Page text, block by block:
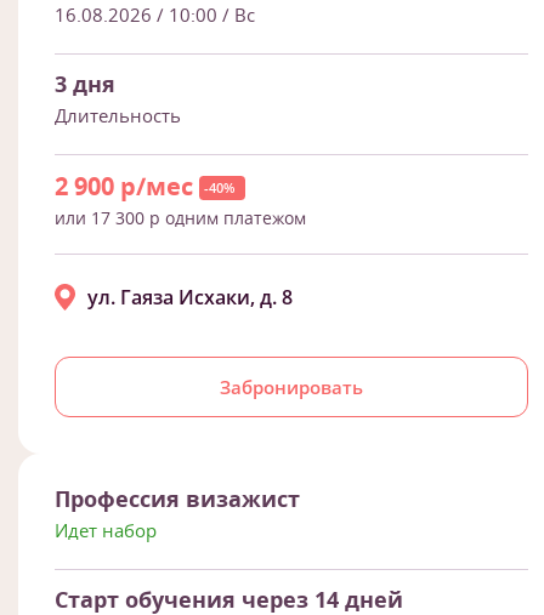
16.08.2026 / 10:00 / Вс
3 дня
Длительность
2 900 р/мес -40%
или 17 300 р одним платежом
Забронировать
ул. Гаяза Исхаки, д. 8
Профессия визажист
Идет набор
Старт обучения через 14 дней